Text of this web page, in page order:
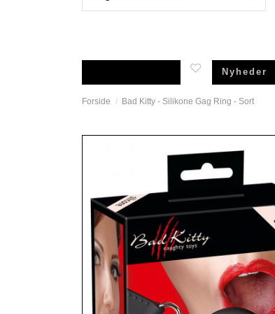
Nyheder
Forside Bad Kitty - Silikone Gag Ring - Sort